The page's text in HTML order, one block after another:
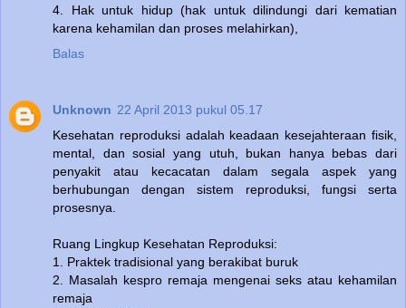
4. Hak untuk hidup (hak untuk dilindungi dari kematian
karena kehamilan dan proses melahirkan),
Balas
Unknown 22 April 2013 pukul 05.17
Kesehatan reproduksi adalah keadaan kesejahteraan fisik,
mental, dan sosial yang utuh, bukan hanya bebas dari
penyakit atau kecacatan dalam segala aspek yang
berhubungan dengan sistem reproduksi, fungsi serta
prosesnya.
Ruang Lingkup Kesehatan Reproduksi:
1. Praktek tradisional yang berakibat buruk
2. Masalah kespro remaja mengenai seks atau kehamilan
remaja